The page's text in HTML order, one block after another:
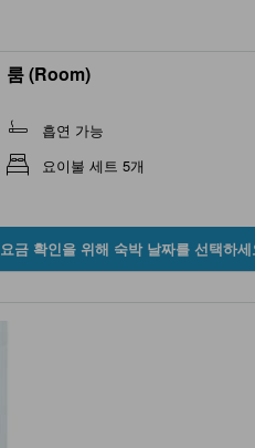
룸 (Room)
흡연 가능
요이불 세트 5개
요금 확인을 위해 숙박 날짜를 선택하세